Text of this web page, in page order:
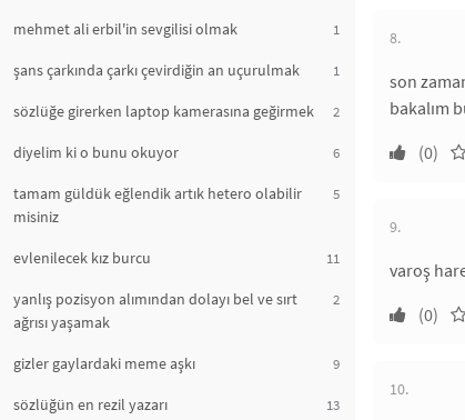
mehmet ali erbil'in sevgilisi olmak 1
şans çarkında çarkı çevirdiğin an uçurulmak 1
sözlüğe girerken laptop kamerasına geğirmek 2
diyelim ki o bunu okuyor 6
tamam güldük eğlendik artık hetero olabilir
misiniz
5
evlenilecek kız burcu 11
yanlış pozisyon alımından dolayı bel ve sırt
ağrısı yaşamak
2
gizler gaylardaki meme aşkı 9
sözlüğün en rezil yazarı 13
8.
son
bakalım
(0)
9.
varoş
(0)
10.